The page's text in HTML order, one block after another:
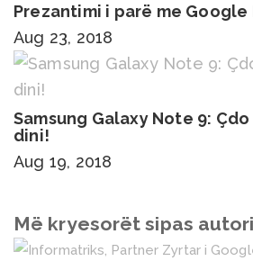
Prezantimi i parë me Google
Aug 23, 2018
Samsung Galaxy Note 9:
dini!
Aug 19, 2018
Më kryesorët sipas